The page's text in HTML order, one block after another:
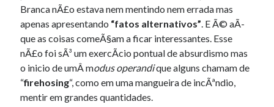
Branca nÃ£o estava nem mentindo nem errada mas
apenas apresentando “fatos alternativos” . E Ã© aÃ­
que as coisas comeÃ§am a ficar interessantes. Esse
nÃ£o foi sÃ³ um exercÃ­cio pontual de absurdismo mas
o inicio de umÂ modus operandique alguns chamam de
“firehosing“, como em uma mangueira de incÃªndio,
mentir em grandes quantidades.